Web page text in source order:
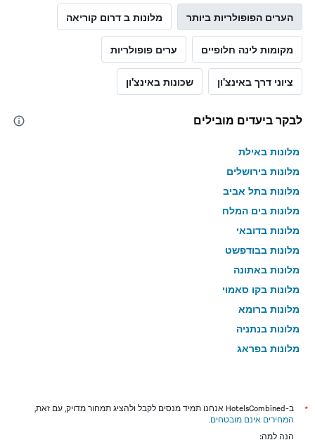
הערים הפופולריות ביותר מלונות ב דרום קוריאה
מקומות לינה חלופיים ערים פופולריות
ציוני דרך באינצ'ון שכונות באינצ'ון
לבקר ביעדים מובילים
מלונות באילת
מלונות בירושלים
מלונות בתל אביב
מלונות בים המלח
מלונות בדובאי
מלונות בבודפשט
מלונות באתונה
מלונות בקו סאמוי
מלונות ברומא
מלונות בנתניה
מלונות בפראג
מלונות בניו יורק
מלונות בבנגקוק
*
ב-HotelsCombined אנחנו תמיד מנסים לקבל ולהציג תמחור מדויק, עם זאת,
המחירים אינם מובטחים.
הנה למה: